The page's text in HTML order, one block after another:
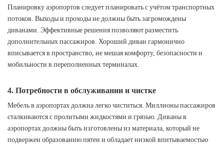
Планировку аэропортов следует планировать с учётом транспортных
потоков. Выходы и проходы не должны быть загромождены
диванами. Эффективные решения позволяют разместить
дополнительных пассажиров. Хороший диван гармонично
вписывается в пространство, не мешая комфорту, безопасности и
мобильности в переполненных терминалах.
4. Потребности в обслуживании и чистке
Мебель в аэропортах должна легко чиститься. Миллионы пассажиров
сталкиваются с пролитыми жидкостями и грязью. Диваны в
аэропортах должны быть изготовлены из материала, который не
подвержен образованию пятен и обладает низкой впитываемостью